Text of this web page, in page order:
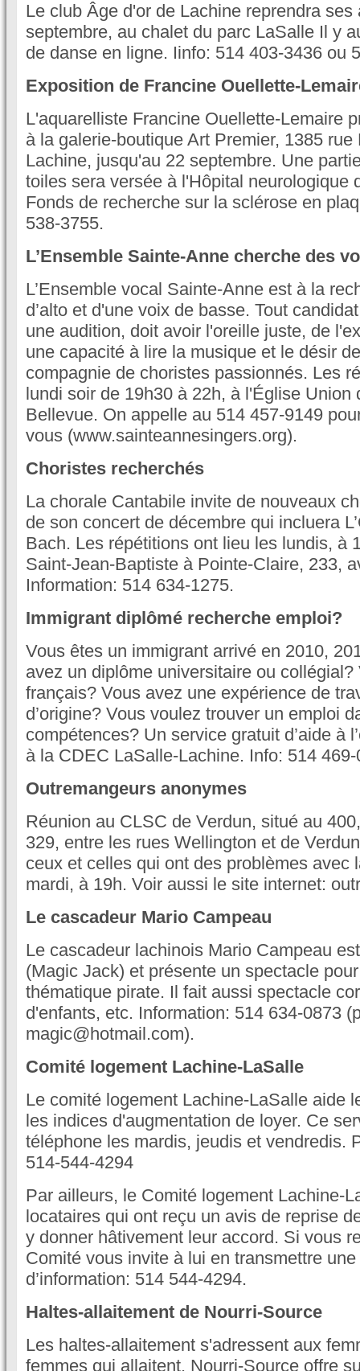
Le club Âge d'or de Lachine reprendra ses
septembre, au chalet du parc LaSalle Il y
de danse en ligne. Iinfo: 514 403-3436 ou
Exposition de Francine Ouellette-
L'aquarelliste Francine Ouellette-Lemaire
à la galerie-boutique Art Premier, 1385 rue
Lachine, jusqu'au 22 septembre. Une
toiles sera versée à l'Hôpital neurologique
Fonds de recherche sur la sclérose en
538-3755.
L’Ensemble Sainte-Anne cherche des
L’Ensemble vocal Sainte-Anne est à la
d’alto et d'une voix de basse. Tout
une audition, doit avoir l'oreille juste, de
une capacité à lire la musique et le désir
compagnie de choristes passionnés. Les
lundi soir de 19h30 à 22h, à l'Église Union
Bellevue. On appelle au 514 457-9149
vous (www.sainteannesingers.org).
Choristes recherchés
La chorale Cantabile invite de nouveaux
de son concert de décembre qui incluera
Bach. Les répétitions ont lieu les lundis, à
Saint-Jean-Baptiste à Pointe-Claire, 233,
Information: 514 634-1275.
Immigrant diplômé recherche emploi?
Vous êtes un immigrant arrivé en 2010,
avez un diplôme universitaire ou collégial?
français? Vous avez une expérience de
d’origine? Vous voulez trouver un emploi
compétences? Un service gratuit d’aide à
à la CDEC LaSalle-Lachine. Info: 514
Outremangeurs anonymes
Réunion au CLSC de Verdun, situé au
329, entre les rues Wellington et de
ceux et celles qui ont des problèmes avec
mardi, à 19h. Voir aussi le site internet:
Le cascadeur Mario Campeau
Le cascadeur lachinois Mario Campeau
(Magic Jack) et présente un spectacle
thématique pirate. Il fait aussi spectacle
d'enfants, etc. Information: 514 634-0873
magic@hotmail.com).
Comité logement Lachine-LaSalle
Le comité logement Lachine-LaSalle aide
les indices d'augmentation de loyer. Ce
téléphone les mardis, jeudis et vendredis.
514-544-4294
Par ailleurs, le Comité logement Lachine-
locataires qui ont reçu un avis de reprise
y donner hâtivement leur accord. Si vous
Comité vous invite à lui en transmettre
d’information: 514 544-4294.
Haltes-allaitement de Nourri-Source
Les haltes-allaitement s'adressent aux
femmes qui allaitent. Nourri-Source offre